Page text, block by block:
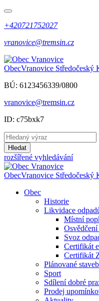
+420721752027
vranovice@tremsin.cz
ObecVranovice Středočeský
BÚ: 6123456339/0800
vranovice@tremsin.cz
ID: c75bxk7
Hledat
rozšířené vyhledávání
ObecVranovice Středočeský
Obec
Historie
Likvidace
Místní
Svoz
Certifikát
Certifikát
Plánované
Sport
Sdílení dobré
Prodej